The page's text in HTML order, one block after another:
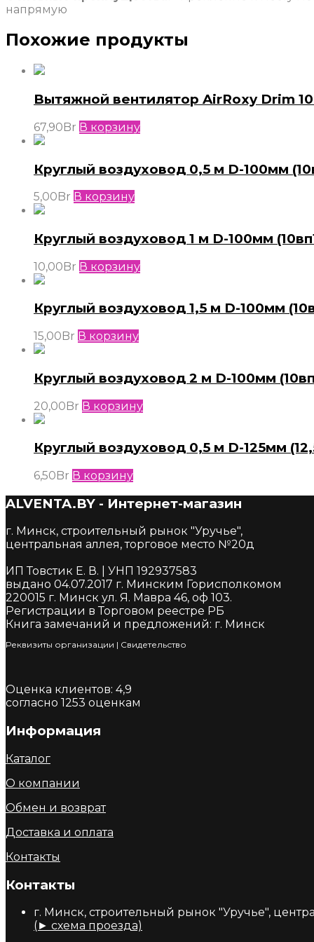
напрямую
Похожие продукты
Вытяжной вентилятор AirRoxy Drim
67,90Br В корзину
Круглый воздуховод 0,5 м D-100мм
5,00 Br В корзину
Круглый воздуховод 1 м D-100мм
10,00Br В корзину
Круглый воздуховод 1,5 м D-100мм
15,00Br В корзину
Круглый воздуховод 2 м D-100мм
20,00Br В корзину
Круглый воздуховод 0,5 м D-125мм
6,50Br В корзину
ALVENTA.BY - Интернет-магазин
г. Минск, строительный рынок "Уручье",
центральная аллея, торговое место №20д
ИП Товстик Е. В. | УНП 192937583
выдано 04.07.2017 г. Минским Горисполкомом
220015 г. Минск ул. Я. Мавра 46, оф 103.
Регистрации в Торговом реестре РБ
Книга замечаний и предложений: г. Минск
Реквизиты организации | Cвидетельство
Оценка клиентов: 4,9
согласно 1253 оценкам
Информация
Каталог
О компании
Обмен и возврат
Доставка и оплата
Контакты
Контакты
г. Минск, строительный рынок "Уручье",
(► схема проезда)